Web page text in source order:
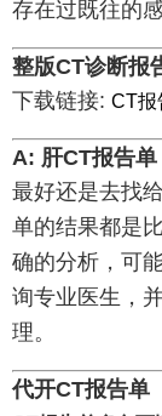
存在过既往的感
整版CT诊断报
下载链接:CT报
A: 肝CT报告单
最好还是去找
单的结果都是
确的分析，可
询专业医生，
理。
代开CT报告单